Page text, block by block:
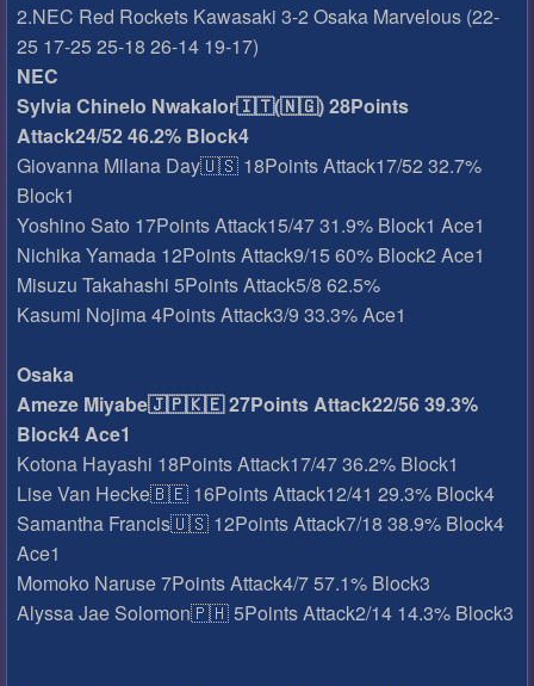
2.NEC Red Rockets Kawasaki 3-2 Osaka Marvelous (22-
25 17-25 25-18 26-14 19-17)
NEC
Sylvia Chinelo Nwakalor🇮🇹(🇳🇬) 28Points
Attack24/52 46.2% Block4
Giovanna Milana Day🇺🇸 18Points Attack17/52 32.7%
Block1
Yoshino Sato 17Points Attack15/47 31.9% Block1 Ace1
Nichika Yamada 12Points Attack9/15 60% Block2 Ace1
Misuzu Takahashi 5Points Attack5/8 62.5%
Kasumi Nojima 4Points Attack3/9 33.3% Ace1
Osaka
Ameze Miyabe🇯🇵🇰🇪 27Points Attack22/56 39.3%
Block4 Ace1
Kotona Hayashi 18Points Attack17/47 36.2% Block1
Lise Van Hecke🇧🇪 16Points Attack12/41 29.3% Block4
Samantha Francis🇺🇸 12Points Attack7/18 38.9% Block4
Ace1
Momoko Naruse 7Points Attack4/7 57.1% Block3
Alyssa Jae Solomon🇵🇭 5Points Attack2/14 14.3% Block3